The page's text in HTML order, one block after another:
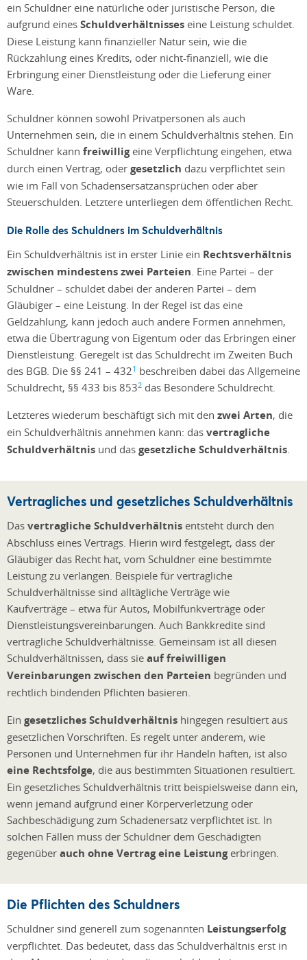
ein Schuldner eine natürliche oder juristische Person, die
aufgrund eines Schuldverhältnisses eine Leistung schuldet.
Diese Leistung kann finanzieller Natur sein, wie die
Rückzahlung eines Kredits, oder nicht-finanziell, wie die
Erbringung einer Dienstleistung oder die Lieferung einer
Ware.
Schuldner können sowohl Privatpersonen als auch
Unternehmen sein, die in einem Schuldverhältnis stehen. Ein
Schuldner kann freiwilligeine Verpflichtung eingehen, etwa
durch einen Vertrag, oder gesetzlich dazu verpflichtet sein
wie im Fall von Schadensersatzansprüchen oder aber
Steuerschulden. Letztere unterliegen dem öffentlichen Recht.
Die Rolle des Schuldners im Schuldverhältnis
Ein Schuldverhältnis ist in erster Linie ein Rechtsverhältnis
zwischen mindestens zwei Parteien. Eine Partei – der
Schuldner – schuldet dabei der anderen Partei – dem
Gläubiger – eine Leistung. In der Regel ist das eine
Geldzahlung, kann jedoch auch andere Formen annehmen,
etwa die Übertragung von Eigentum oder das Erbringen einer
Dienstleistung. Geregelt ist das Schuldrecht im Zweiten Buch
des BGB. Die §§ 241 – 4321 beschreiben dabei das Allgemeine
Schuldrecht, §§ 433 bis 8532 das Besondere Schuldrecht.
Letzteres wiederum beschäftigt sich mit den zwei Arten, die
ein Schuldverhältnis annehmen kann: das vertragliche
Schuldverhältnis und das gesetzliche Schuldverhältnis.
Vertragliches und gesetzliches Schuldverhältnis
Das vertragliche Schuldverhältnis entsteht durch den
Abschluss eines Vertrags. Hierin wird festgelegt, dass der
Gläubiger das Recht hat, vom Schuldner eine bestimmte
Leistung zu verlangen. Beispiele für vertragliche
Schuldverhältnisse sind alltägliche Verträge wie
Kaufverträge – etwa für Autos, Mobilfunkverträge oder
Dienstleistungsvereinbarungen. Auch Bankkredite sind
vertragliche Schuldverhältnisse. Gemeinsam ist all diesen
Schuldverhältnissen, dass sie auf freiwilligen
Vereinbarungen zwischen den Parteien begründen und
rechtlich bindenden Pflichten basieren.
Ein gesetzliches Schuldverhältnis hingegen resultiert aus
gesetzlichen Vorschriften. Es regelt unter anderem, wie
Personen und Unternehmen für ihr Handeln haften, ist also
eine Rechtsfolge, die aus bestimmten Situationen resultiert.
Ein gesetzliches Schuldverhältnis tritt beispielsweise dann ein,
wenn jemand aufgrund einer Körperverletzung oder
Sachbeschädigung zum Schadenersatz verpflichtet ist. In
solchen Fällen muss der Schuldner dem Geschädigten
gegenüber auch ohne Vertrag eine Leistungerbringen.
Die Pflichten des Schuldners
Schuldner sind generell zum sogenannten Leistungserfolg
verpflichtet. Das bedeutet, dass das Schuldverhältnis erst in